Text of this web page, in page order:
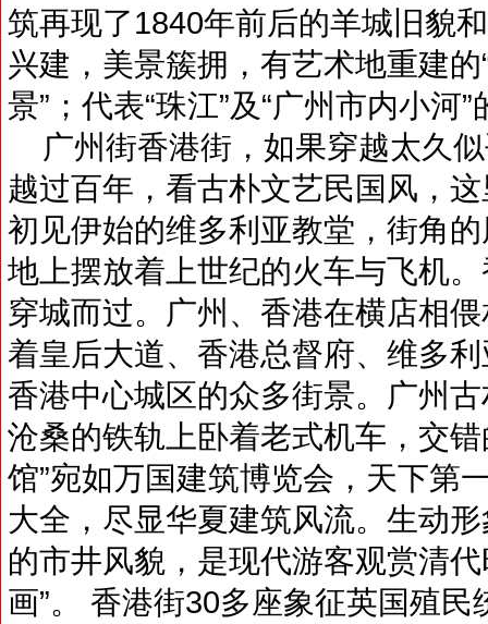
筑再现了1840年前后的羊城旧貌
兴建，美景簇拥，有艺术地重建
景”；代表“珠江”及“广州市内小河
广州街香港街，如果穿越太久
越过百年，看古朴文艺民国风，
初见伊始的维多利亚教堂，街角
地上摆放着上世纪的火车与飞机
穿城而过。广州、香港在横店相
着皇后大道、香港总督府、维多
香港中心城区的众多街景。广州
沧桑的铁轨上卧着老式机车，交错
馆”宛如万国建筑博览会，天下第
大全，尽显华夏建筑风流。生动
的市井风貌，是现代游客观赏清
画”。 香港街30多座象征英国殖